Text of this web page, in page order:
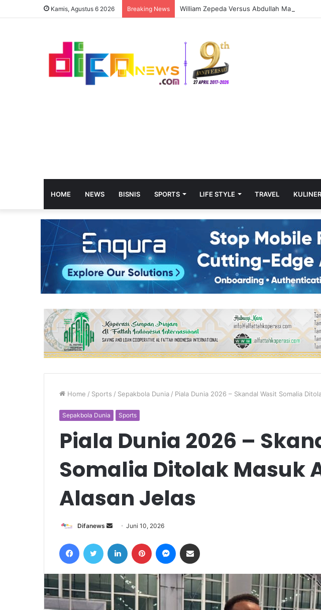
Kamis, Agustus 6 2026 Breaking News
HOME NEWS BISNIS SPORTS LIFE STYLE TRAVEL KULINER
Home / Sports / Sepakbola Dunia / Piala Dunia 2026 – Skandal Wasit Somalia
Sepakbola Dunia Sports
Piala Dunia 2026 –
Somalia Ditolak Masuk
Alasan Jelas
Difanews
Send
email
Juni 10, 2026
FacebookTwitter LinkedIn Pinterest Messenger